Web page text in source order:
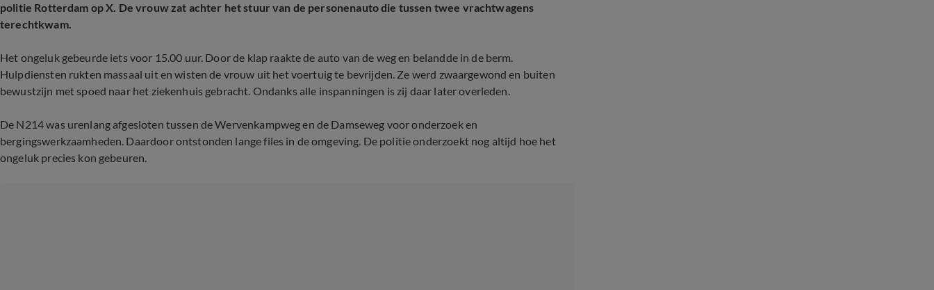
politie Rotterdam op X. De vrouw zat achter het stuur van de personenauto die tussen twee vrachtwagens
terechtkwam.
Het ongeluk gebeurde iets voor 15.00 uur. Door de klap raakte de auto van de weg en belandde in de berm.
Hulpdiensten rukten massaal uit en wisten de vrouw uit het voertuig te bevrijden. Ze werd zwaargewond en buiten
bewustzijn met spoed naar het ziekenhuis gebracht. Ondanks alle inspanningen is zij daar later overleden.
De N214 was urenlang afgesloten tussen de Wervenkampweg en de Damseweg voor onderzoek en
bergingswerkzaamheden. Daardoor ontstonden lange files in de omgeving. De politie onderzoekt nog altijd hoe het
ongeluk precies kon gebeuren.